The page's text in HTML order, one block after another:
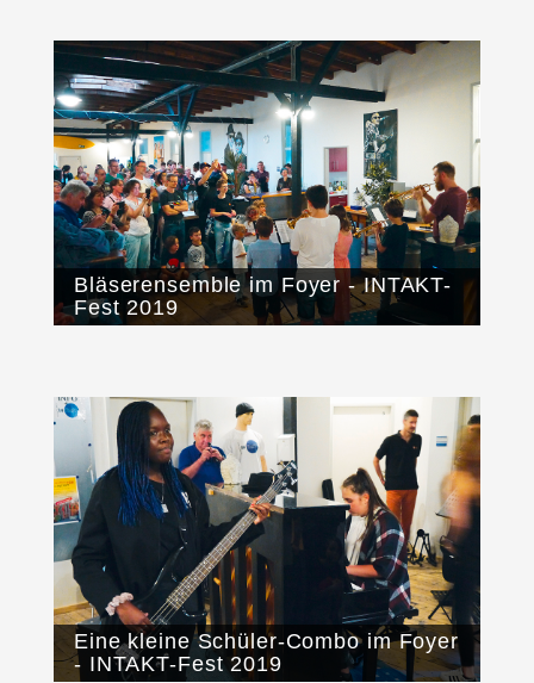
Bläserensemble im Foyer - INTAKT-
Fest 2019
Eine kleine Schüler-Combo im Foyer
- INTAKT-Fest 2019